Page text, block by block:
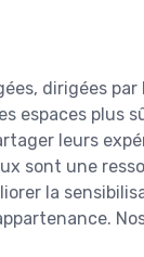
dirigées
espaces plus
leurs
sont une
la